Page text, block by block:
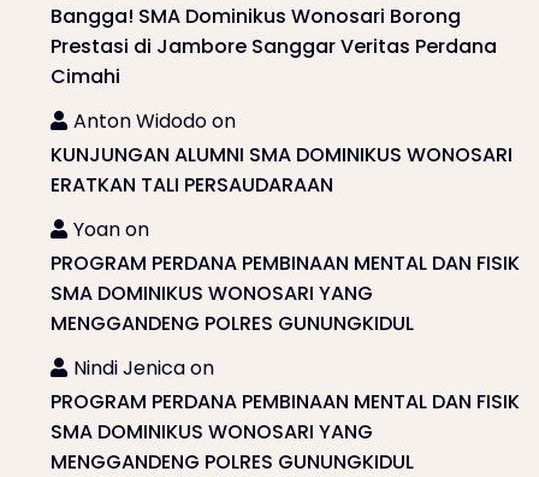
Bangga! SMA Dominikus Wonosari Borong
Prestasi di Jambore Sanggar Veritas Perdana
Cimahi
Anton Widodoon
KUNJUNGAN ALUMNI SMA DOMINIKUS WONOSARI
ERATKAN TALI PERSAUDARAAN
Yoanon
PROGRAM PERDANA PEMBINAAN MENTAL DAN FISIK
SMA DOMINIKUS WONOSARI YANG
MENGGANDENG POLRES GUNUNGKIDUL
Nindi Jenicaon
PROGRAM PERDANA PEMBINAAN MENTAL DAN FISIK
SMA DOMINIKUS WONOSARI YANG
MENGGANDENG POLRES GUNUNGKIDUL